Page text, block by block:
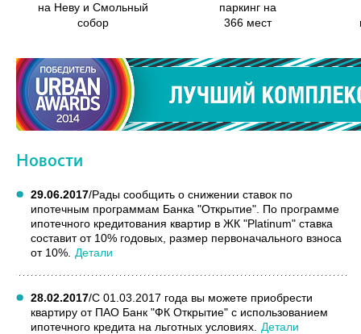
на Неву и Смольный
собор
паркинг на
366 мест
Новости
29.06.2017/Рады сообщить о снижении ставок по
ипотечным программам Банка "Открытие". По программе
ипотечного кредитования квартир в ЖК "Platinum" ставка
составит от 10% годовых, размер первоначального взноса
от 10%.
Детали
28.02.2017/С 01.03.2017 года вы можете приобрести
квартиру от ПАО Банк "ФК Открытие" с использованием
ипотечного кредита на льготных условиях.
Детали